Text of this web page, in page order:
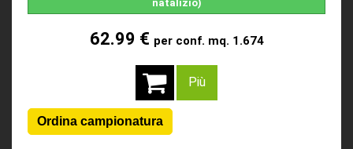
natalizio)
62.99 € per conf. mq. 1.674
Più